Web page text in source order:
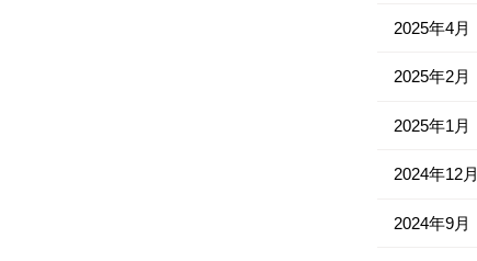
2025年4月
2025年2月
2025年1月
2024年12月
2024年9月